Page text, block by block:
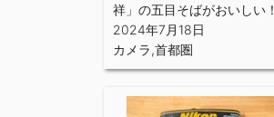
祥」の五目そばがおいしい！
2024年7月18日
カメラ,首都圏